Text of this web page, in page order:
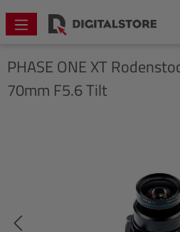
springen
PHASE ONE XT
70mm F5.6 Tilt